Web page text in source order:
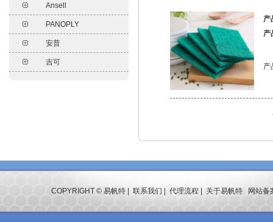
产
产
产
COPYRIGHT © 易帆特 | 联系我们 代理流程 关于易帆特 网站备